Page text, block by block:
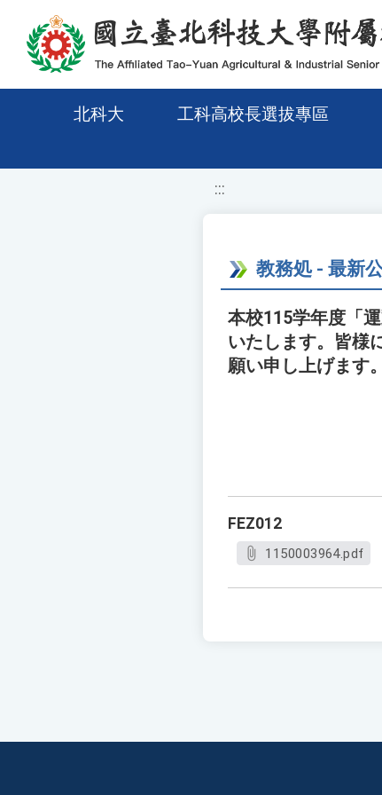
移至網頁之主要內容區位置
北科大 工科高校長選拔專區
:::
教務処 - 最新
本校115学年度「
いたします。皆様
願い申し上げます
FEZ012
1150003964.pdf